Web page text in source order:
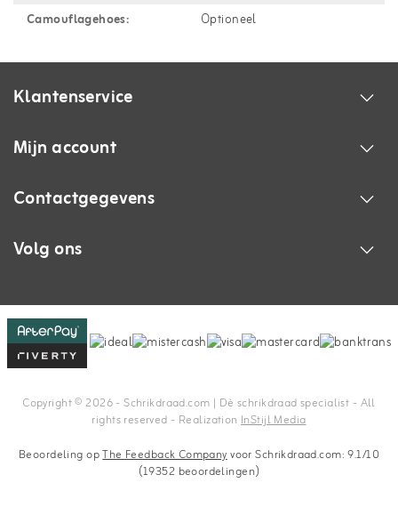
Camouflagehoes:
Optioneel
Klantenservice
Mijn account
Contactgegevens
Volg ons
Copyright © 2026 - Schrikdraad.com | Dè schrikdraad specialist - All
rights reserved - RealizationInStijl Media
Beoordeling opThe Feedback Companyvoor Schrikdraad.com: 9.1/10
(19352 beoordelingen)